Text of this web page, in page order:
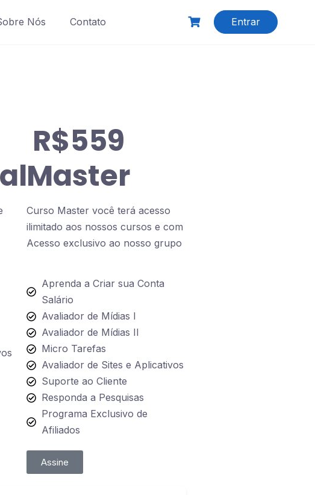
Nós Contato Entrar
R$559
Master
Curso Master você terá acesso
ilimitado aos nossos cursos e com
Acesso exclusivo ao nosso grupo
Aprenda a Criar sua Conta
Salário
Avaliador de Mídias I
Avaliador de Mídias II
Micro Tarefas
Avaliador de Sites e Aplicativos
Suporte ao Cliente
Responda a Pesquisas
Programa Exclusivo de
Afiliados
Assine